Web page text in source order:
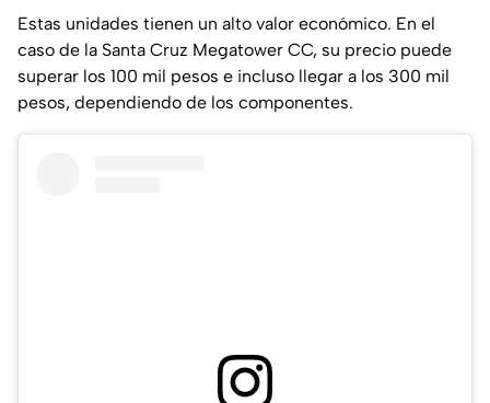
Estas unidades tienen un alto valor económico. En el
caso de la Santa Cruz Megatower CC, su precio puede
superar los 100 mil pesos e incluso llegar a los 300 mil
pesos, dependiendo de los componentes.